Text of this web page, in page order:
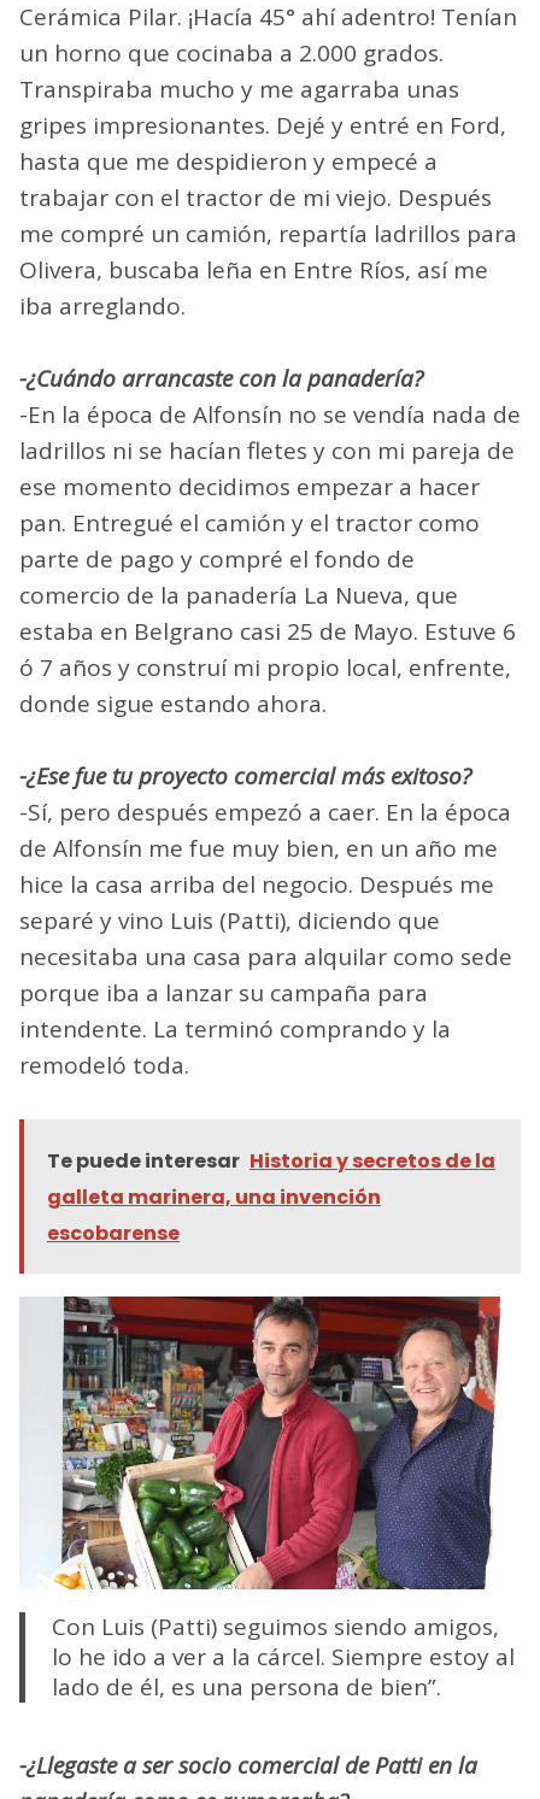
Cerámica Pilar. ¡Hacía 45° ahí adentro! Tenían
un horno que cocinaba a 2.000 grados.
Transpiraba mucho y me agarraba unas
gripes impresionantes. Dejé y entré en Ford,
hasta que me despidieron y empecé a
trabajar con el tractor de mi viejo. Después
me compré un camión, repartía ladrillos para
Olivera, buscaba leña en Entre Ríos, así me
iba arreglando.
-¿Cuándo arrancaste con la panadería?
-En la época de Alfonsín no se vendía nada de
ladrillos ni se hacían fletes y con mi pareja de
ese momento decidimos empezar a hacer
pan. Entregué el camión y el tractor como
parte de pago y compré el fondo de
comercio de la panadería La Nueva, que
estaba en Belgrano casi 25 de Mayo. Estuve 6
ó 7 años y construí mi propio local, enfrente,
donde sigue estando ahora.
-¿Ese fue tu proyecto comercial más exitoso?
-Sí, pero después empezó a caer. En la época
de Alfonsín me fue muy bien, en un año me
hice la casa arriba del negocio. Después me
separé y vino Luis (Patti), diciendo que
necesitaba una casa para alquilar como sede
porque iba a lanzar su campaña para
intendente. La terminó comprando y la
remodeló toda.
Te puede interesar Historia y secretos de la
galleta marinera, una invención
escobarense
Con Luis (Patti) seguimos siendo amigos,
lo he ido a ver a la cárcel. Siempre estoy al
lado de él, es una persona de bien”.
-¿Llegaste a ser socio comercial de Patti en la